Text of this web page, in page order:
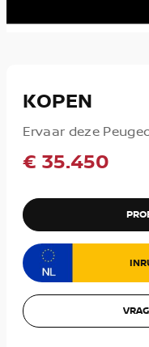
KOPEN
Ervaar deze
€ 35.450